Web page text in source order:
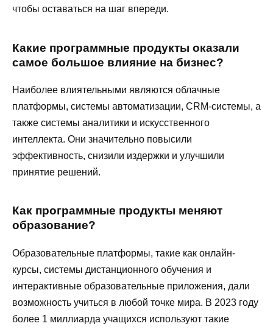
чтобы оставаться на шаг впереди.
Какие программные продукты оказали
самое большое влияние на бизнес?
Наиболее влиятельными являются облачные
платформы, системы автоматизации, CRM-системы, а
также системы аналитики и искусственного
интеллекта. Они значительно повысили
эффективность, снизили издержки и улучшили
принятие решений.
Как программные продукты меняют
образование?
Образовательные платформы, такие как онлайн-
курсы, системы дистанционного обучения и
интерактивные образовательные приложения, дали
возможность учиться в любой точке мира. В 2023 году
более 1 миллиарда учащихся используют такие